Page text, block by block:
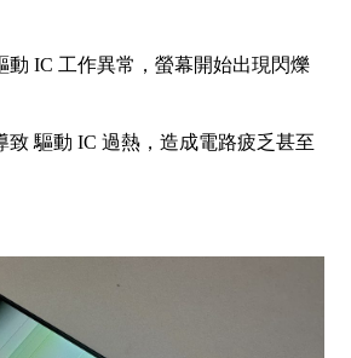
動 IC 工作異常，螢幕開始出現閃爍
致 驅動 IC 過熱，造成電路疲乏甚至